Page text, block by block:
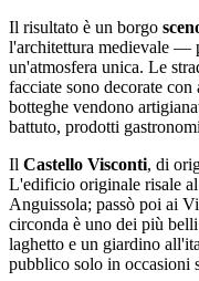
Il risultato è un borgo
l'architettura medievale —
un'atmosfera unica. Le
facciate sono decorate
botteghe vendono
battuto, prodotti
Il Castello Visconti, di
L'edificio originale risale
Anguissola; passò poi ai
circonda è uno dei più
laghetto e un giardino
pubblico solo in